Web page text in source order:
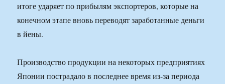
итоге ударяет по прибылям экспортеров, которые на
конечном этапе вновь переводят заработанные деньги
в йены.
Производство продукции на некоторых предприятиях
Японии пострадало в последнее время из-за периода